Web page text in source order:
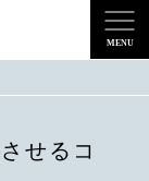
せるコ